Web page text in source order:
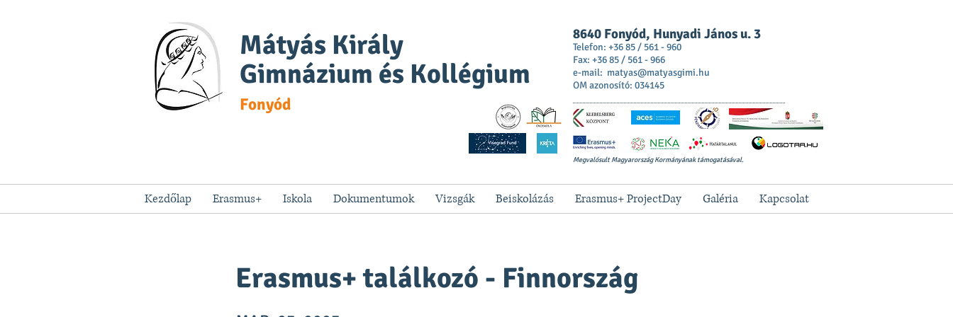
Mátyás Király
Gimnázium és Kollégium
Fonyód
8640 Fonyód, Hunyadi János u. 3
Telefon: +36 85 / 561 - 960
Fax: +36 85 / 561 - 966
e-mail: matyas@matyasgimi.hu
OM azonosító: 034145
Megvalósult Magyarország Kormányának támogatásával.
Kezdőlap Erasmus+ Iskola Dokumentumok Vizsgák Beiskolázás Erasmus+ ProjectDay Galéria Kapcsolat
Erasmus+ találkozó - Finnország